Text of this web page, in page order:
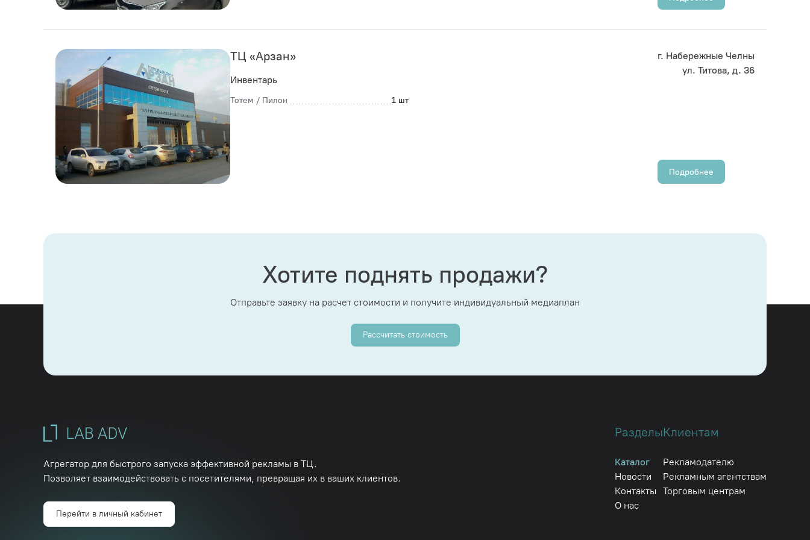
ТЦ «Арзан»
Инвентарь
Тотем / Пилон 1 шт
г. Набережные Челны
ул. Титова, д. 36
Подробнее
Хотите поднять продажи?
Отправьте заявку на расчет стоимости и получите индивидуальный медиаплан
Рассчитать стоимость
Агрегатор для быстрого запуска эффективной рекламы в ТЦ.
Позволяет взаимодействовать с посетителями, превращая их в ваших клиентов.
Перейти в личный кабинет
Разделы
Каталог
Новости
Контакты
О нас
Клиентам
Рекламодателю
Рекламным агентствам
Торговым центрам